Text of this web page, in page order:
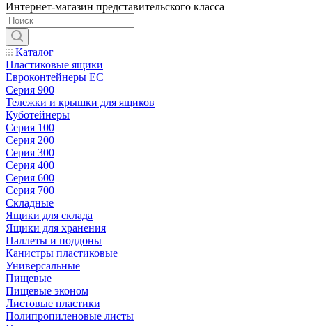
Интернет-магазин представительского класса
Каталог
Пластиковые ящики
Евроконтейнеры ЕС
Серия 900
Тележки и крышки для ящиков
Куботейнеры
Серия 100
Серия 200
Серия 300
Серия 400
Серия 600
Серия 700
Складные
Ящики для склада
Ящики для хранения
Паллеты и поддоны
Канистры пластиковые
Универсальные
Пищевые
Пищевые эконом
Листовые пластики
Полипропиленовые листы